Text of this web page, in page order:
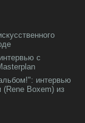
с
интервью
Boxem) из